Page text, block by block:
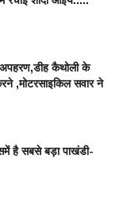
अपहरण,डीह कैथोली के
,मोटरसाइकिल सवार ने
है सबसे बड़ा पाखंडी-